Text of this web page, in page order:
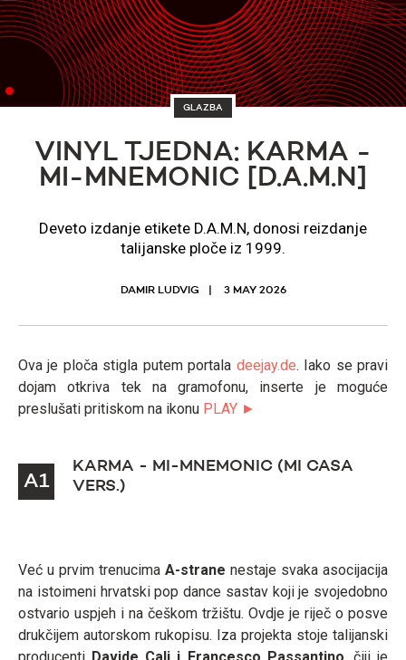
GLAZBA
VINYL TJEDNA: KARMA -
MI-MNEMONIC [D.A.M.N]
Deveto izdanje etikete D.A.M.N, donosi reizdanje
talijanske ploče iz 1999.
DAMIR LUDVIG 3 MAY 2026
Ova je ploča stigla putem portala deejay.de. Iako se pravi
dojam otkriva tek na gramofonu, inserte je moguće
preslušati pritiskom na ikonu PLAY ►
A1
KARMA - MI-MNEMONIC (MI CASA
VERS.)
Već u prvim trenucima A-strane nestaje svaka asocijacija
na istoimeni hrvatski pop dance sastav koji je svojedobno
ostvario uspjeh i na češkom tržištu. Ovdje je riječ o posve
drukčijem autorskom rukopisu. Iza projekta stoje talijanski
producenti Davide Cali i Francesco Passantino , čiji je